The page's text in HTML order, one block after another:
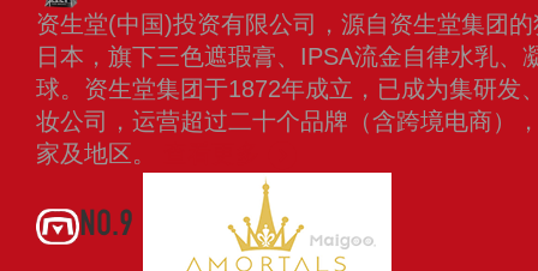
资生堂(中国)投资有限公司，源自资生堂集团
日本，旗下三色遮瑕膏、IPSA流金自律水乳、
球。资生堂集团于1872年成立，已成为集研发
妆公司，运营超过二十个品牌（含跨境电商）
家及地区。
NO.9